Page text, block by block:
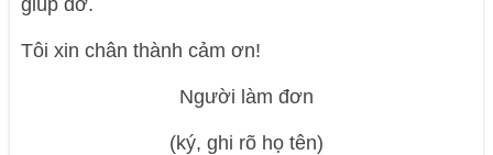
giúp đỡ.
Tôi xin chân thành cảm ơn!
Người làm đơn
(ký, ghi rõ họ tên)